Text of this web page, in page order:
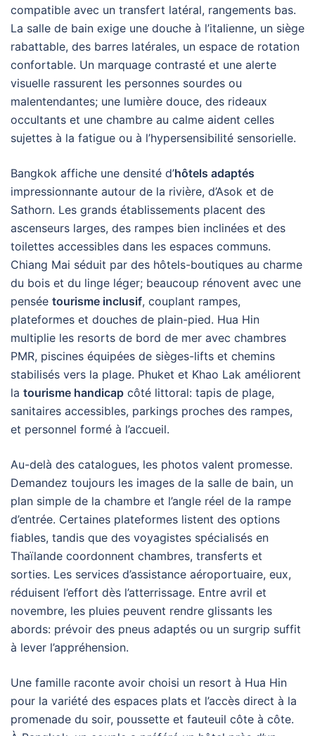
compatible avec un transfert latéral, rangements bas.
La salle de bain exige une douche à l’italienne, un siège
rabattable, des barres latérales, un espace de rotation
confortable. Un marquage contrasté et une alerte
visuelle rassurent les personnes sourdes ou
malentendantes; une lumière douce, des rideaux
occultants et une chambre au calme aident celles
sujettes à la fatigue ou à l’hypersensibilité sensorielle.
Bangkok affiche une densité d’hôtels adaptés
impressionnante autour de la rivière, d’Asok et de
Sathorn. Les grands établissements placent des
ascenseurs larges, des rampes bien inclinées et des
toilettes accessibles dans les espaces communs.
Chiang Mai séduit par des hôtels-boutiques au charme
du bois et du linge léger; beaucoup rénovent avec une
pensée tourisme inclusif, couplant rampes,
plateformes et douches de plain-pied. Hua Hin
multiplie les resorts de bord de mer avec chambres
PMR, piscines équipées de sièges-lifts et chemins
stabilisés vers la plage. Phuket et Khao Lak améliorent
la tourisme handicap côté littoral: tapis de plage,
sanitaires accessibles, parkings proches des rampes,
et personnel formé à l’accueil.
Au-delà des catalogues, les photos valent promesse.
Demandez toujours les images de la salle de bain, un
plan simple de la chambre et l’angle réel de la rampe
d’entrée. Certaines plateformes listent des options
fiables, tandis que des voyagistes spécialisés en
Thaïlande coordonnent chambres, transferts et
sorties. Les services d’assistance aéroportuaire, eux,
réduisent l’effort dès l’atterrissage. Entre avril et
novembre, les pluies peuvent rendre glissants les
abords: prévoir des pneus adaptés ou un surgrip suffit
à lever l’appréhension.
Une famille raconte avoir choisi un resort à Hua Hin
pour la variété des espaces plats et l’accès direct à la
promenade du soir, poussette et fauteuil côte à côte.